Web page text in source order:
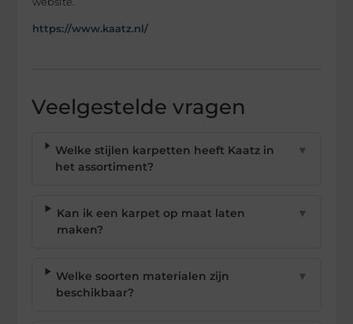
https://www.kaatz.nl/
Veelgestelde vragen
Welke stijlen karpetten heeft Kaatz in
het assortiment?
▼
Kan ik een karpet op maat laten
maken?
▼
Welke soorten materialen zijn
beschikbaar?
▼